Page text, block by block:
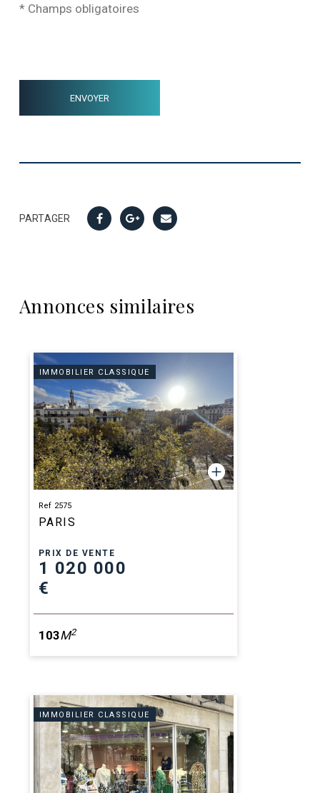
* Champs obligatoires
PARTAGER
Annonces similaires
IMMOBILIER CLASSIQUE
Ref 2575
PARIS
PRIX DE VENTE
1 020 000
€
103M2
IMMOBILIER CLASSIQUE